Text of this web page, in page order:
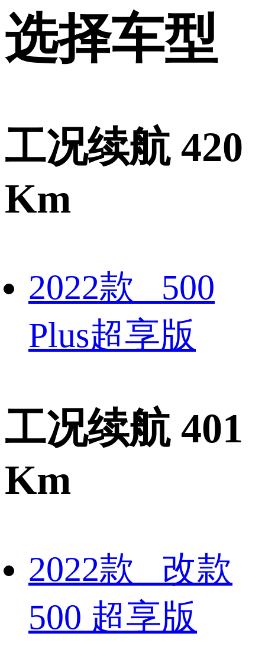
选择车型
工况续航 420
Km
2022款 500
Plus超享版
工况续航 401
Km
2022款 改款
500 超享版